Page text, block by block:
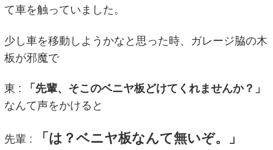
て車を触っていました。
少し車を移動しようかなと思った時、ガレージ脇の木
板が邪魔で
東 :
「先輩、そこのベニヤ板どけてくれませんか？」
なんて声をかけると
先輩 : 「は？ベニヤ板なんて無いぞ。」